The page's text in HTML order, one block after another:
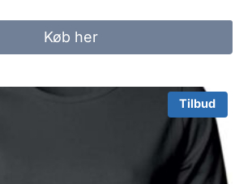
is:
50.00 kr..Køb her
Tilbud